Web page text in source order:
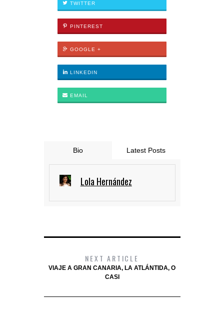
TWITTER
PINTEREST
GOOGLE +
LINKEDIN
EMAIL
Bio Latest Posts
Lola Hernández
NEXT ARTICLE
VIAJE A GRAN CANARIA, LA ATLÁNTIDA, O
CASI